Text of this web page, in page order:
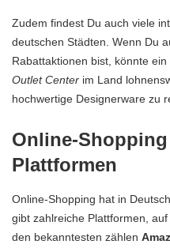
Zudem findest Du auch viele
deutschen Städten. Wenn Du
Rabattaktionen bist, könnte
Outlet Center im Land
hochwertige Designerware zu
Online-
Plattformen
Online-Shopping hat in
gibt zahlreiche Plattformen,
den bekanntesten zählen